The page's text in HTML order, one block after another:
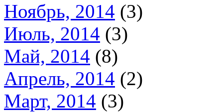
Ноябрь, 2014 (3)
Июль, 2014 (3)
Май, 2014 (8)
Апрель, 2014 (2)
Март, 2014 (3)